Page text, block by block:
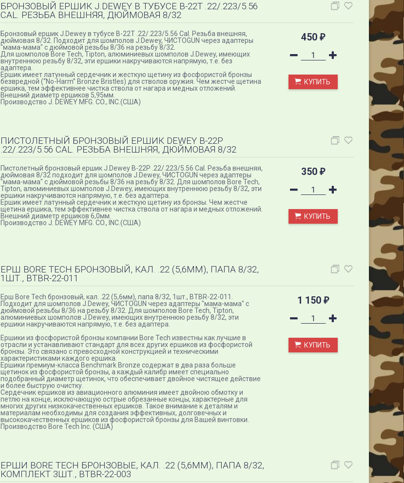
БРОНЗОВЫЙ ЕРШИК J.DEWEY В ТУБУСЕ B-22T .22/.223/5.56
CAL. РЕЗЬБА ВНЕШНЯЯ, ДЮЙМОВАЯ 8/32
Бронзовый ершик J.Dewey в тубусе B-22T .22/.223/5.56 Cal. Резьба внешняя,
дюймовая 8/32​. Подходит для шомполов J.Dewey, ЧИСТОGUN через адаптеры
"мама-мама" с дюймовой резьбы 8/36 на резьбу 8/32.
Для шомполов Bore Tech, Tipton, алюминиевых шомполов J.Dewey, имеющих
внутреннюю резьбу 8/32, эти ершики накручиваются напрямую, т.е. без
адаптера.
Ершик имеет латунный сердечник и жесткую щетину из фосфористой бронзы
безвредной (“No-Harm” Bronze Bristles) для стволов оружия. Чем жестче щетина
ершика, тем эффективнее чистка ствола от нагара и медных отложений.
Внешний диаметр ершиков 5,95мм.
Производство J. DEWEY MFG. CO., INC.(США)
450₽
КУПИТЬ
ПИСТОЛЕТНЫЙ БРОНЗОВЫЙ ЕРШИК DEWEY B-22P
.22/.223/5.56 CAL. РЕЗЬБА ВНЕШНЯЯ, ДЮЙМОВАЯ 8/32
Пистолетный бронзовый ершик J.Dewey B-22P .22/.223/5.56 Cal. Резьба внешняя,
дюймовая 8/32 подходит для шомполов J.Dewey, ЧИСТОGUN через адаптеры
"мама-мама" с дюймовой резьбы 8/36 на резьбу 8/32. Для шомполов Bore Tech,
Tipton, алюминиевых шомполов J.Dewey, имеющих внутреннюю резьбу 8/32, эти
ершики накручиваются напрямую, т.е. без адаптера.
Ершик имеет латунный сердечник и жесткую щетину из бронзы. Чем жестче
щетина ершика, тем эффективнее чистка ствола от нагара и медных отложений.
Внешний диаметр ершиков 6,0мм.
Производство J. DEWEY MFG. CO., INC.(США)
350₽
КУПИТЬ
ЕРШ BORE TECH БРОНЗОВЫЙ, КАЛ. .22 (5,6ММ), ПАПА 8/32,
1ШТ., BTBR-22-011
Ерш Bore Tech бронзовый, кал. .22 (5,6мм), папа 8/32, 1шт., BTBR-22-011.
Подходит для шомполов J.Dewey, ЧИСТОGUN через адаптеры "мама-мама" с
дюймовой резьбы 8/36 на резьбу 8/32. Для шомполов Bore Tech, Tipton,
алюминиевых шомполов J.Dewey, имеющих внутреннюю резьбу 8/32, эти
ершики накручиваются напрямую, т.е. без адаптера.
Ершики из фосфористой бронзы компании Bore Tech известны как лучшие в
отрасли и устанавливают стандарт для всех других ершиков из фосфористой
бронзы. Это связано с превосходной конструкцией и техническими
характеристиками каждого ершика.
Ершики премиум-класса Benchmark Bronze содержат в два раза больше
щетинок из фосфористой бронзы, а каждый калибр имеет специально
подобранный диаметр щетинок, что обеспечивает двойное чистящее действие
и более быструю очистку.
Сердечник ершиков из авиационного алюминия имеет двойною обмотку и
петлю на конце, исключающую острые обрезанные концы, характерные для
многих других низкокачественных ершиков. Такое внимание к деталям и
материалам необходимы для создания эффективных, долговечных и
высококачественных ершиков из фосфористой бронзы для Вашей винтовки.
Производство Bore Tech Inc. (США)
1 150₽
КУПИТЬ
ЕРШИ BORE TECH БРОНЗОВЫЕ, КАЛ. .22 (5,6ММ), ПАПА 8/32,
КОМПЛЕКТ 3ШТ., BTBR-22-003